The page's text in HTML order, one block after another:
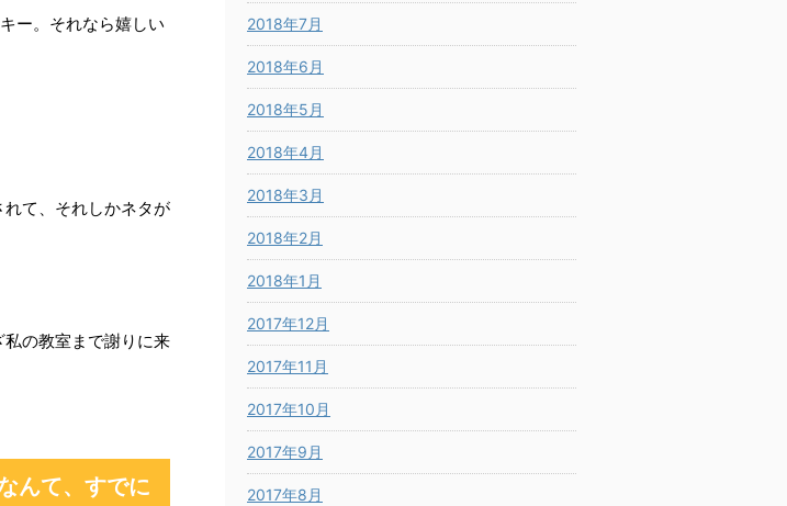
ー。それなら嬉しい
て、それしかネタが
の教室まで謝りに来
んて、すでに
2018年7月
2018年6月
2018年5月
2018年4月
2018年3月
2018年2月
2018年1月
2017年12月
2017年11月
2017年10月
2017年9月
2017年8月